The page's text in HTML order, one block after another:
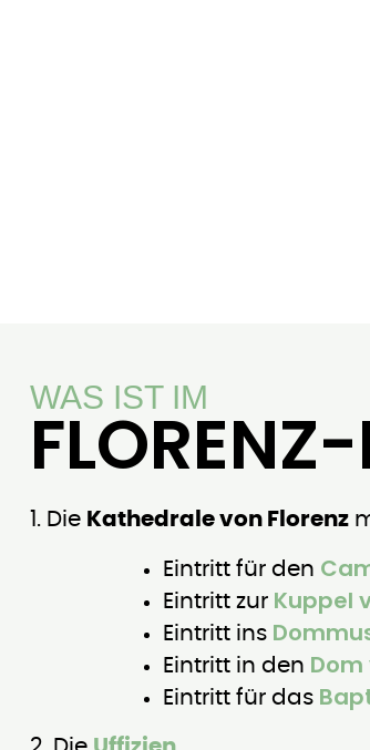
WAS IST IM
1. Die Kathedrale von Florenz
Eintritt für den
Eintritt zur Kuppel
Eintritt ins
Eintritt in den Dom
Eintritt für das